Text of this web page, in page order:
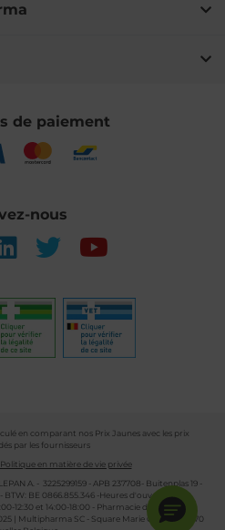
de paiement
nous
en comparant nos Prix Jaunes avec les prix
par les fournisseurs
Politique en matière de vie privée
A. - 3225299159 - APB 237708- Buitenplas 19 -
BE 0866.855.346 -Heures d'ouverture
12:30 et 14:00-18:00 - Pharmacie de garde :
| Multipharma SC - Square Marie Curie 30 - 1070